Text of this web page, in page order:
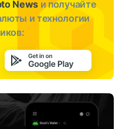
News и получайте
и технологии